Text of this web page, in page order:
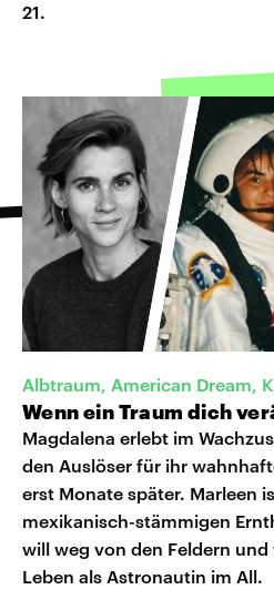
21.
Albtraum, American Dream,
Wenn ein Traum dich
Magdalena erlebt im
den Auslöser für ihr
erst Monate später. Marleen
mexikanisch-stämmigen
will weg von den Feldern
Leben als Astronautin im All.